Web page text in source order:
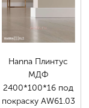
Hanna Плинтус
МДФ
2400*100*16 под
покраску AW61.03